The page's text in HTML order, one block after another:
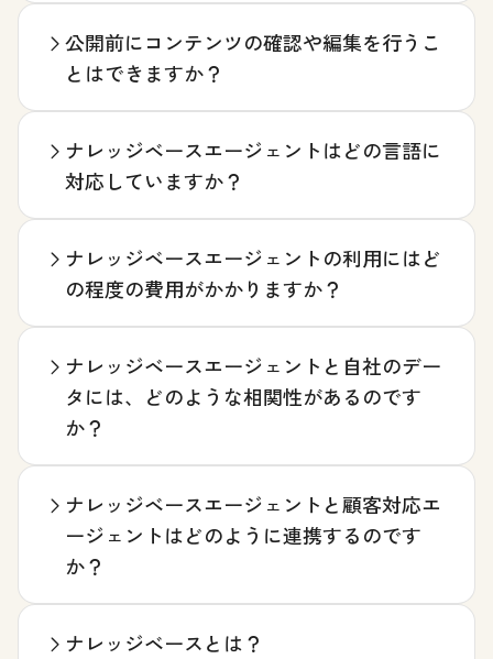
公開前にコンテンツの確認や編集を行うこ
とはできますか？
ナレッジベースエージェントはどの言語に
対応していますか？
ナレッジベースエージェントの利用にはど
の程度の費用がかかりますか？
ナレッジベースエージェントと自社のデー
タには、どのような相関性があるのです
か？
ナレッジベースエージェントと顧客対応エ
ージェントはどのように連携するのです
か？
ナレッジベースとは？